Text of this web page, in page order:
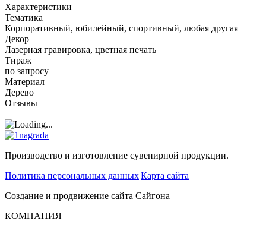
Характеристики
Тематика
Корпоративный, юбилейный, спортивный, любая другая
Декор
Лазерная гравировка, цветная печать
Тираж
по запросу
Материал
Дерево
Отзывы
Производство и изготовление сувенирной продукции.
Политика персональных данных|Карта сайта
Создание и продвижение сайта Сайгона
КОМПАНИЯ